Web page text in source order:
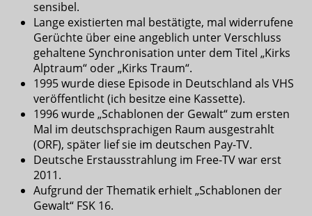
sensibel.
Lange existierten mal bestätigte, mal widerrufene
Gerüchte über eine angeblich unter Verschluss
gehaltene Synchronisation unter dem Titel „Kirks
Alptraum“ oder „Kirks Traum“.
1995 wurde diese Episode in Deutschland als VHS
veröffentlicht (ich besitze eine Kassette).
1996 wurde „Schablonen der Gewalt“ zum ersten
Mal im deutschsprachigen Raum ausgestrahlt
(ORF), später lief sie im deutschen Pay-TV.
Deutsche Erstausstrahlung im Free-TV war erst
2011.
Aufgrund der Thematik erhielt „Schablonen der
Gewalt“ FSK 16.